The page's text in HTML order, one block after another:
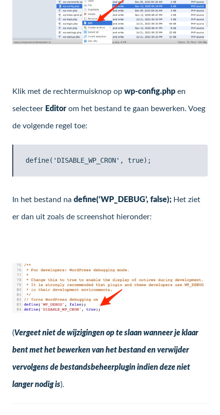
Klik met de rechtermuisknop op wp-config.php en
selecteer Editor om het bestand te gaan bewerken. Voeg
de volgende regel toe:
In het bestand na define(‘WP_DEBUG’, false); Het ziet
er dan uit zoals de screenshot hieronder:
(Vergeet niet de wijzigingen op te slaan wanneer je klaar
bent met het bewerken van het bestand en verwijder
vervolgens de bestandsbeheerplugin indien deze niet
langer nodig is).